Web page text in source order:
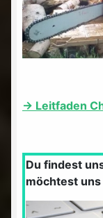
-> Leitfaden
Du findest
möchtest